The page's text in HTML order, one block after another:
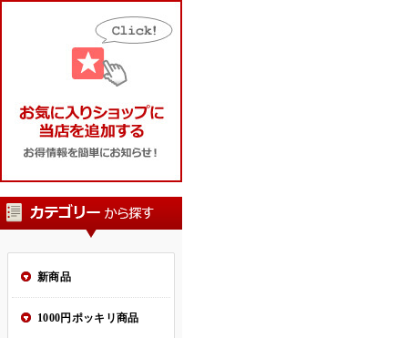
新商品
1000円ポッキリ商品